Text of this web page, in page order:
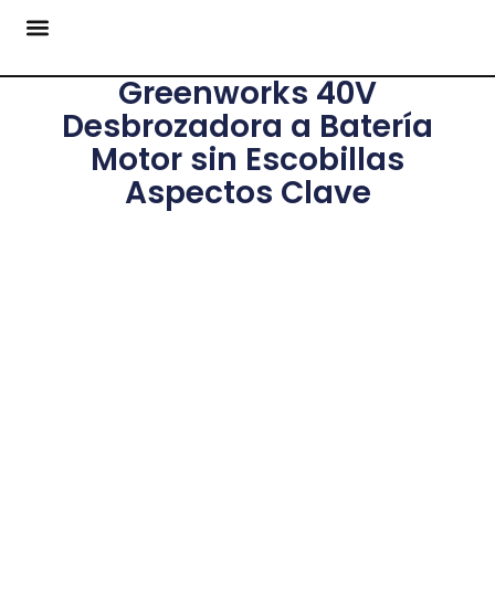
Greenworks 40V
Desbrozadora a Batería
Motor sin Escobillas
Aspectos Clave